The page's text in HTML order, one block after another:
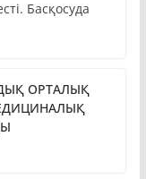
Басқосуда
ОРТАЛЫҚ